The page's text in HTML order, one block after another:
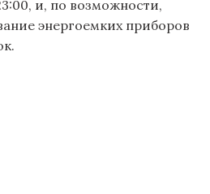
и, по возможности,
энергоемких приборов